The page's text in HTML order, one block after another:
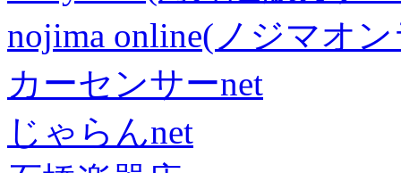
nojima online(ノジマオ
カーセンサーnet
じゃらんnet